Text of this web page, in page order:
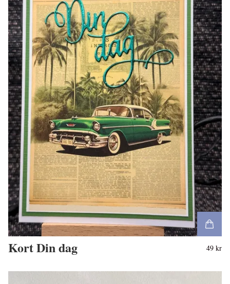
Kort Din dag 49 kr